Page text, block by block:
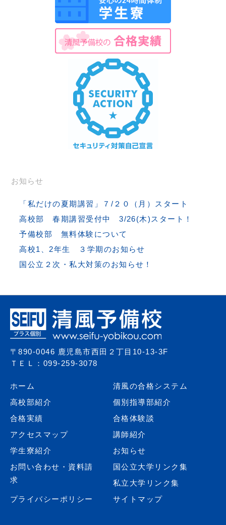
お知らせ
「私だけの夏期講習」７/２０（月）スタート
高校部 春期講習受付中 3/26(木)スタート！
予備校部 無料体験について
高校1、2年生 ３学期のお知らせ
国公立２次・私大対策のお知らせ！
〒890-0046 鹿児島市西田２丁目10-13-3F
ＴＥＬ：099-259-3078
ホーム
清風の合格システム
高校部紹介
個別指導部紹介
合格実績
合格体験談
アクセスマップ
講師紹介
学生寮紹介
お知らせ
お問い合わせ・資料請
求
国公立大学リンク集
私立大学リンク集
プライバシーポリシー
サイトマップ